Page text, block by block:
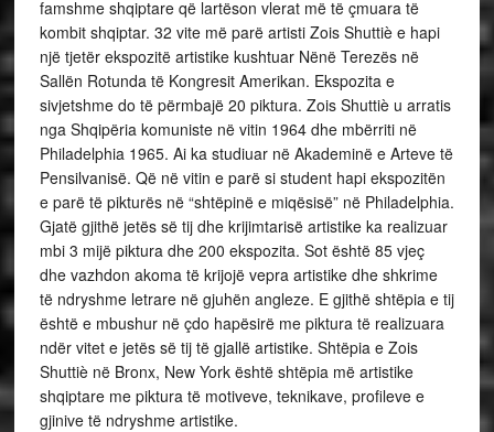
famshme shqiptare që lartëson vlerat më të çmuara të
kombit shqiptar. 32 vite më parë artisti Zois Shuttiè e hapi
një tjetër ekspozitë artistike kushtuar Nënë Terezës në
Sallën Rotunda të Kongresit Amerikan. Ekspozita e
sivjetshme do të përmbajë 20 piktura. Zois Shuttiè u arratis
nga Shqipëria komuniste në vitin 1964 dhe mbërriti në
Philadelphia 1965. Ai ka studiuar në Akademinë e Arteve të
Pensilvanisë. Që në vitin e parë si student hapi ekspozitën
e parë të pikturës në “shtëpinë e miqësisë” në Philadelphia.
Gjatë gjithë jetës së tij dhe krijimtarisë artistike ka realizuar
mbi 3 mijë piktura dhe 200 ekspozita. Sot është 85 vjeç
dhe vazhdon akoma të krijojë vepra artistike dhe shkrime
të ndryshme letrare në gjuhën angleze. E gjithë shtëpia e tij
është e mbushur në çdo hapësirë me piktura të realizuara
ndër vitet e jetës së tij të gjallë artistike. Shtëpia e Zois
Shuttiè në Bronx, New York është shtëpia më artistike
shqiptare me piktura të motiveve, teknikave, profileve e
gjinive të ndryshme artistike.